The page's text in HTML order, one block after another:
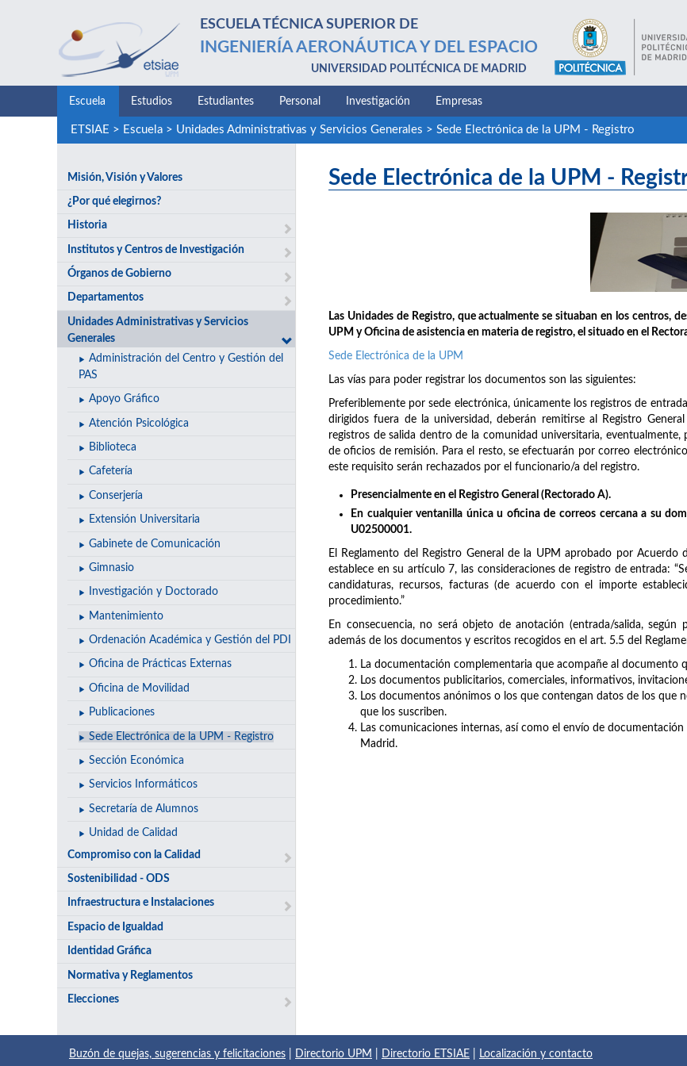
ESCUELA TÉCNICA SUPERIOR DE
INGENIERÍA AERONÁUTICA Y DEL ESPACIO
UNIVERSIDAD POLITÉCNICA DE MADRID
Escuela Estudios Estudiantes Personal Investigación Empresas
ETSIAE > Escuela> Unidades Administrativas y Servicios Generales > Sede Electrónica de la UPM - Registro
Misión, Visión y Valores
¿Por qué elegirnos?
Historia
Institutos y Centros de Investigación
Órganos de Gobierno
Departamentos
Unidades Administrativas y Servicios
Generales
Administración del Centro y Gestión del
PAS
Apoyo Gráfico
Atención Psicológica
Biblioteca
Cafetería
Conserjería
Extensión Universitaria
Gabinete de Comunicación
Gimnasio
Investigación y Doctorado
Mantenimiento
Ordenación Académica y Gestión del PDI
Oficina de Prácticas Externas
Oficina de Movilidad
Publicaciones
Sede Electrónica de la UPM - Registro
Sección Económica
Servicios Informáticos
Secretaría de Alumnos
Unidad de Calidad
Compromiso con la Calidad
Sostenibilidad - ODS
Infraestructura e Instalaciones
Espacio de Igualdad
Identidad Gráfica
Normativa y Reglamentos
Elecciones
Sede Electrónica de la UPM -
Las Unidades de Registro, que actualmente se situaban en los centros,
UPM y Oficina de asistencia en materia de registro, el situado en el
Sede Electrónica de la UPM
Las vías para poder registrar los documentos son las siguientes:
Preferiblemente por sede electrónica, únicamente los registros de
dirigidos fuera de la universidad, deberán remitirse al Registro
registros de salida dentro de la comunidad universitaria,
de oficios de remisión. Para el resto, se efectuarán por correo
este requisito serán rechazados por el funcionario/a del registro.
Presencialmente en el Registro General (Rectorado A).
En cualquier ventanilla única u oficina de correos cercana a su
U02500001.
El Reglamento del Registro General de la UPM aprobado por
establece en su artículo 7, las consideraciones de registro de entrada:
candidaturas, recursos, facturas (de acuerdo con el importe
procedimiento.”
En consecuencia, no será objeto de anotación (entrada/salida,
además de los documentos y escritos recogidos en el art. 5.5 del
La documentación complementaria que acompañe al documento
Los documentos publicitarios, comerciales, informativos,
Los documentos anónimos o los que contengan datos de los que
que los suscriben.
Las comunicaciones internas, así como el envío de
Madrid.
Buzón de quejas, sugerencias y felicitaciones Directorio UPM Directorio ETSIAE Localización y contacto